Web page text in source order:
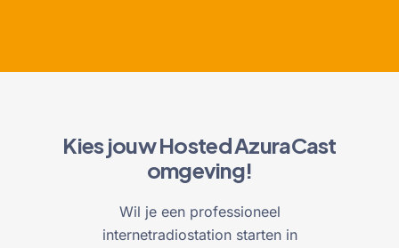
Kies jouw Hosted AzuraCast
omgeving!
Wil je een professioneel
internetradiostation starten in